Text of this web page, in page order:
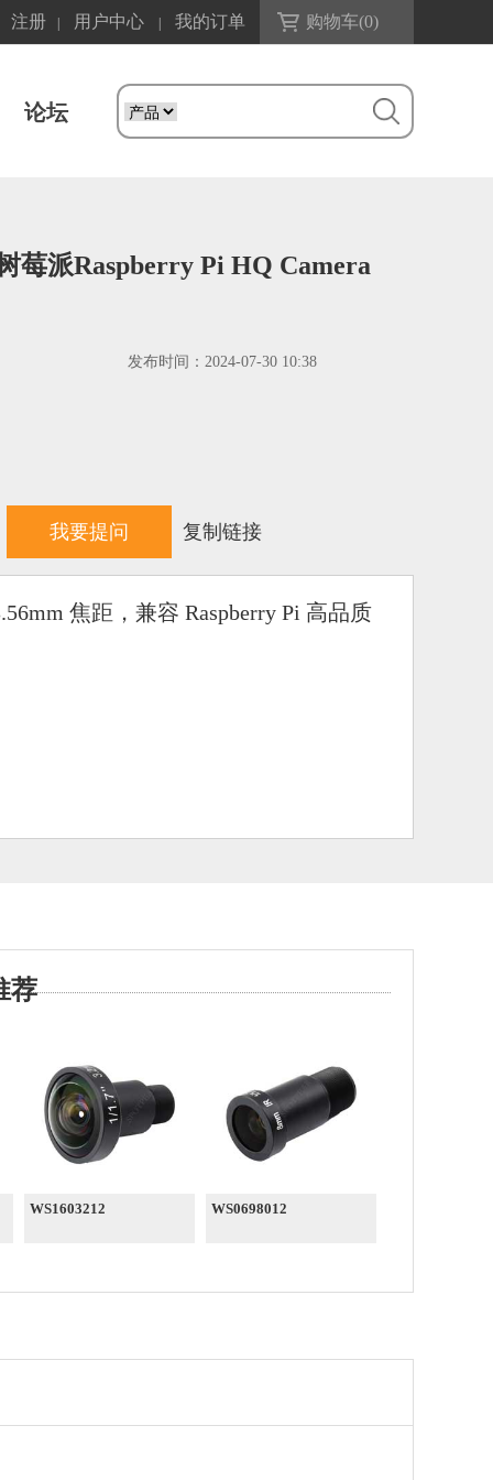
注册 用户中心 我的订单 购物车(0)
论坛
莓派Raspberry Pi HQ Camera
发布时间： 2024-07-30 10:38
我要提问 复制链接
焦距，兼容 Raspberry Pi 高品质
荐
WS1603212 WS0698012